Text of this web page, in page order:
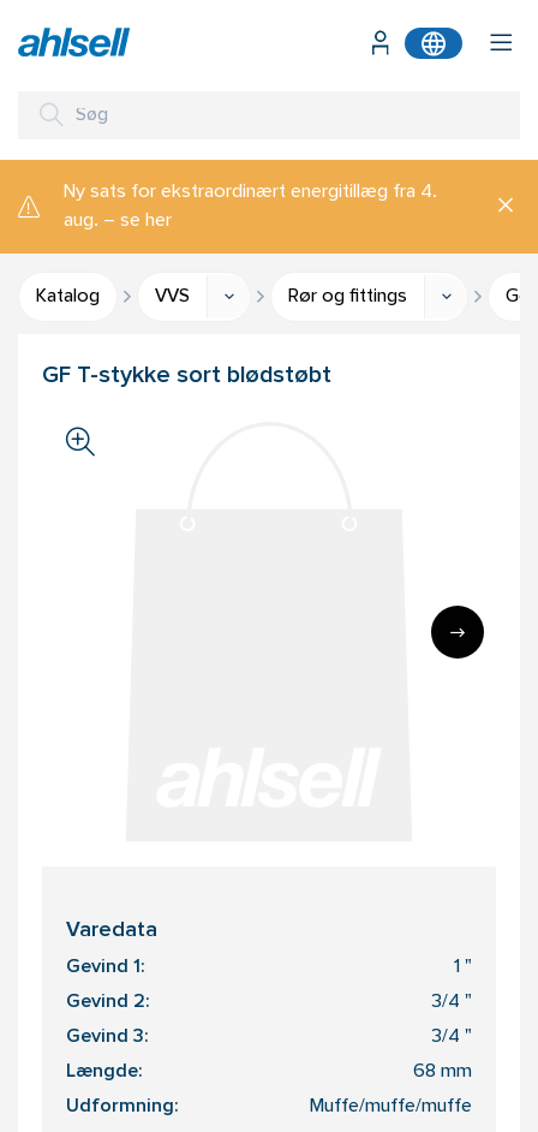
Ny sats for ekstraordinært energitillæg fra 4.
aug. – se her
Katalog VVS Rør og fittings
GF T-stykke sort blødstøbt
Varedata
Gevind 1: 1 "
Gevind 2: 3/4 "
Gevind 3: 3/4 "
Længde: 68 mm
Udformning: Muffe/muffe/muffe